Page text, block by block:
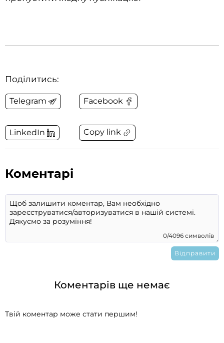
Поділитись:
Telegram Facebook
LinkedIn Copy link
Коментарі
0/4096 символів
Коментарів ще немає
Твій коментар може стати першим!